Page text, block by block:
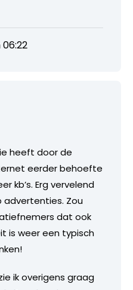
heeft door de
eerder behoefte
kb’s. Erg vervelend
Zou
dat ook
is weer een typisch
ik overigens graag